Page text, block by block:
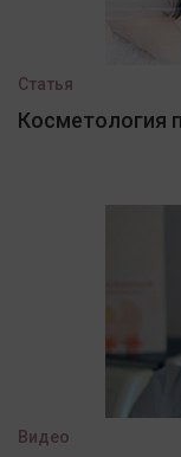
Статья
Косметология
Видео